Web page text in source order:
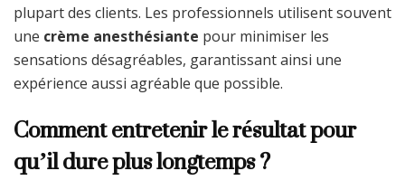
plupart des clients. Les professionnels utilisent souvent
une crème anesthésiante pour minimiser les
sensations désagréables, garantissant ainsi une
expérience aussi agréable que possible.
Comment entretenir le résultat pour
qu’il dure plus longtemps ?